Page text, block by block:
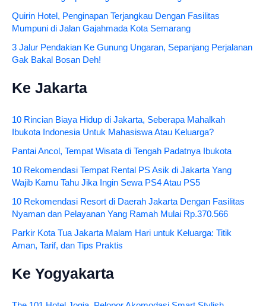
Quirin Hotel, Penginapan Terjangkau Dengan Fasilitas
Mumpuni di Jalan Gajahmada Kota Semarang
3 Jalur Pendakian Ke Gunung Ungaran, Sepanjang Perjalanan
Gak Bakal Bosan Deh!
Ke Jakarta
10 Rincian Biaya Hidup di Jakarta, Seberapa Mahalkah
Ibukota Indonesia Untuk Mahasiswa Atau Keluarga?
Pantai Ancol, Tempat Wisata di Tengah Padatnya Ibukota
10 Rekomendasi Tempat Rental PS Asik di Jakarta Yang
Wajib Kamu Tahu Jika Ingin Sewa PS4 Atau PS5
10 Rekomendasi Resort di Daerah Jakarta Dengan Fasilitas
Nyaman dan Pelayanan Yang Ramah Mulai Rp.370.566
Parkir Kota Tua Jakarta Malam Hari untuk Keluarga: Titik
Aman, Tarif, dan Tips Praktis
Ke Yogyakarta